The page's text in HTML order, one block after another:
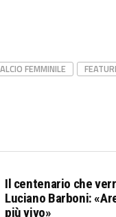
FEMMINILE
Il centenario che
Luciano Barboni:
più vivo»